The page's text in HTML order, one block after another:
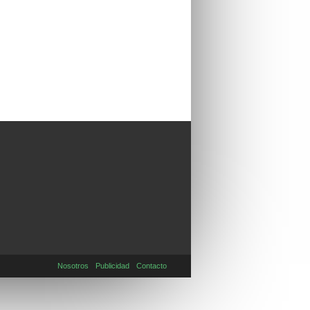
Nosotros Publicidad Contacto